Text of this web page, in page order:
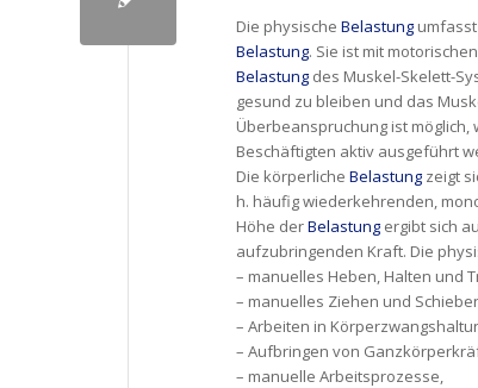
Die physische Belastung
Belastung. Sie ist mit
Belastung des Muskel-Skelett-
gesund zu bleiben und das
Überbeanspruchung ist möglich,
Beschäftigten aktiv ausgeführt
Die körperliche Belastung zeigt
h. häufig wiederkehrenden,
Höhe derBelastung ergibt sich
aufzubringenden Kraft. Die
– manuelles Heben, Halten und
– manuelles Ziehen und
– Arbeiten in
– Aufbringen von
– manuelle Arbeitsprozesse,